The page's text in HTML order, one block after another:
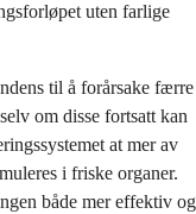
uten farlige
til å forårsake færre
om disse fortsatt kan
at mer av
i friske organer.
både mer effektiv og